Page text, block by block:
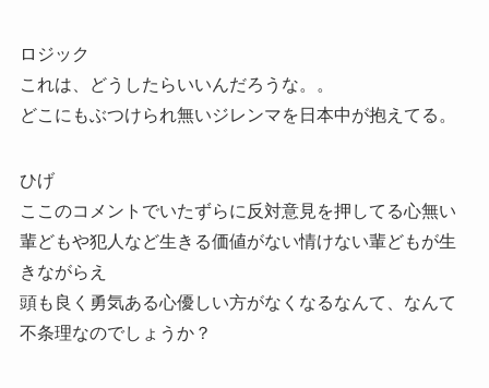
ロジック
これは、どうしたらいいんだろうな。。
どこにもぶつけられ無いジレンマを日本中が抱えてる。
ひげ
ここのコメントでいたずらに反対意見を押してる心無い
輩どもや犯人など生きる価値がない情けない輩どもが生
きながらえ
頭も良く勇気ある心優しい方がなくなるなんて、なんて
不条理なのでしょうか？